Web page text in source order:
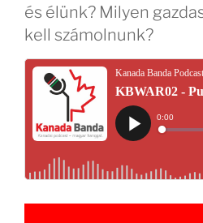
és élünk? Milyen
kell számolnunk?